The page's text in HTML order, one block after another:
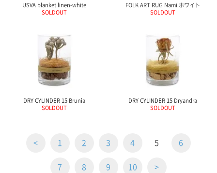
USVA blanket linen-white
SOLDOUT
FOLK ART RUG Nami ホワイト
SOLDOUT
DRY CYLINDER 15 Brunia
SOLDOUT
DRY CYLINDER 15 Dryandra
SOLDOUT
< 1 2 3 4 5 6
7 8 9 10 >